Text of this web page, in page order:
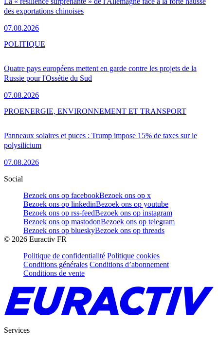
des exportations chinoises
07.08.2026
Quatre pays européens mettent en garde contre les projets de la
Russie pour l'Ossétie du Sud
07.08.2026
POLITIQUE
Panneaux solaires et puces : Trump impose 15% de taxes sur le
polysilicium
07.08.2026
PROENERGIE, ENVIRONNEMENT ET TRANSPORT
Social
Bezoek ons op facebookBezoek ons op x
Bezoek ons op linkedinBezoek ons op youtube
Bezoek ons op rss-feedBezoek ons op instagram
Bezoek ons op mastodonBezoek ons op telegram
Bezoek ons op blueskyBezoek ons op threads
© 2026 Euractiv FR
Politique de confidentialité Politique cookies
Conditions générales Conditions d’abonnement
Conditions de vente
Services